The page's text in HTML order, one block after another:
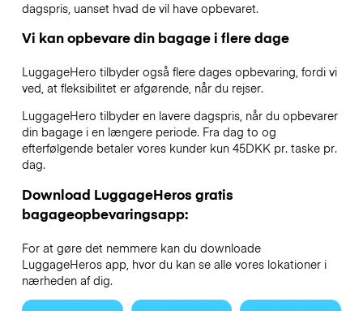
dagspris, uanset hvad de vil have opbevaret.
Vi kan opbevare din bagage i flere dage
LuggageHero tilbyder også flere dages opbevaring, fordi vi
ved, at fleksibilitet er afgørende, når du rejser.
LuggageHero tilbyder en lavere dagspris, når du opbevarer
din bagage i en længere periode. Fra dag to og
efterfølgende betaler vores kunder kun 45DKK pr. taske pr.
dag.
Download LuggageHeros gratis
bagageopbevaringsapp:
For at gøre det nemmere kan du downloade
LuggageHeros app, hvor du kan se alle vores lokationer i
nærheden af dig.